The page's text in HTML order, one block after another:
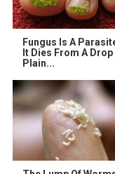
Fungus Is A
It Dies From A Drop
Plain...